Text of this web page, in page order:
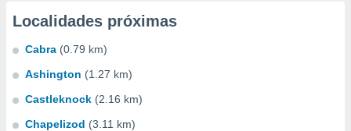
Localidades próximas
Cabra (0.79 km)
Ashington (1.27 km)
Castleknock (2.16 km)
Chapelizod (3.11 km)